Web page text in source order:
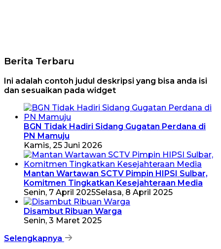
Berita Terbaru
Ini adalah contoh judul deskripsi yang bisa anda isi
dan sesuaikan pada widget
BGN Tidak Hadiri Sidang Gugatan Perdana di
PN Mamuju
Kamis, 25 Juni 2026
Mantan Wartawan SCTV Pimpin HIPSI Sulbar,
Komitmen Tingkatkan Kesejahteraan Media
Senin, 7 April 2025Selasa, 8 April 2025
Disambut Ribuan Warga
Senin, 3 Maret 2025
Selengkapnya